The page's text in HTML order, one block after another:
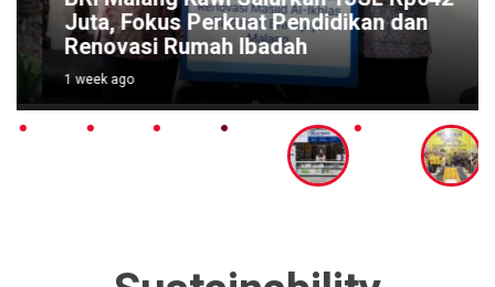
Juta, Fokus Perkuat Pendidikan dan
Renovasi Rumah Ibadah
1 week ago